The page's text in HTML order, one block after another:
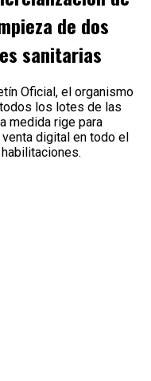
de dos
sanitarias
Oficial, el organismo
los lotes de las
medida rige para
digital en todo el